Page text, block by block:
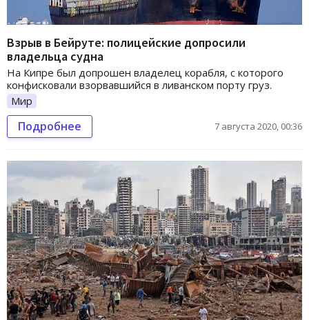
Взрыв в Бейруте: полицейские допросили
владельца судна
На Кипре был допрошен владелец корабля, с которого
конфисковали взорвавшийся в ливанском порту груз.
Мир
Подробнее 7 августа 2020, 00:36